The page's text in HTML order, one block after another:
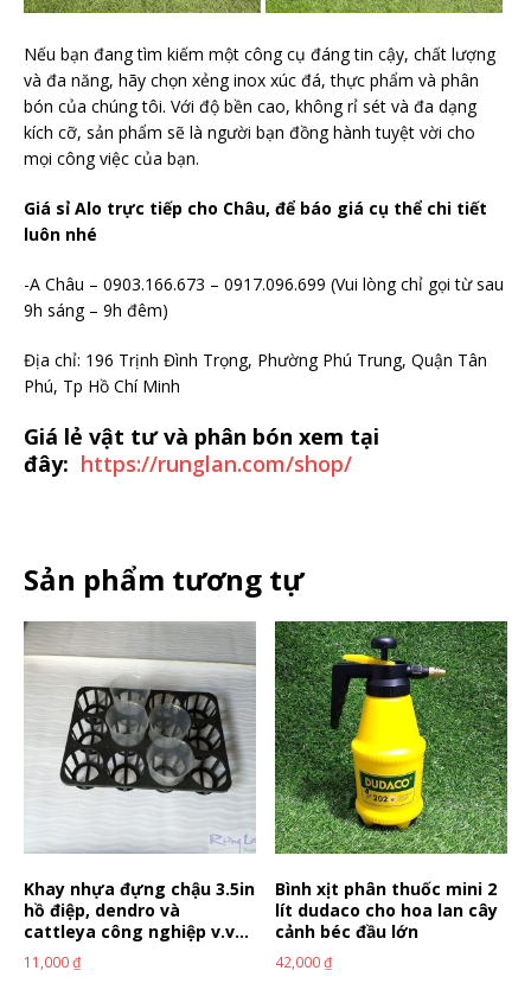
Nếu bạn đang tìm kiếm một công cụ đáng tin cậy, chất lượng
và đa năng, hãy chọn xẻng inox xúc đá, thực phẩm và phân
bón của chúng tôi. Với độ bền cao, không rỉ sét và đa dạng
kích cỡ, sản phẩm sẽ là người bạn đồng hành tuyệt vời cho
mọi công việc của bạn.
Giá sỉ Alo trực tiếp cho Châu, để báo giá cụ thể chi tiết
luôn nhé
-A Châu – 0903.166.673 – 0917.096.699 (Vui lòng chỉ gọi từ sau
9h sáng – 9h đêm)
Địa chỉ: 196 Trịnh Đình Trọng, Phường Phú Trung, Quận Tân
Phú, Tp Hồ Chí Minh
Giá lẻ vật tư và phân bón xem tại
đây: https://runglan.com/shop/
Sản phẩm tương tự
Khay nhựa đựng chậu 3.5in
hồ điệp, dendro và
cattleya công nghiệp v.v…
11,000₫
Bình xịt phân thuốc mini 2
lít dudaco cho hoa lan cây
cảnh béc đầu lớn
42,000₫